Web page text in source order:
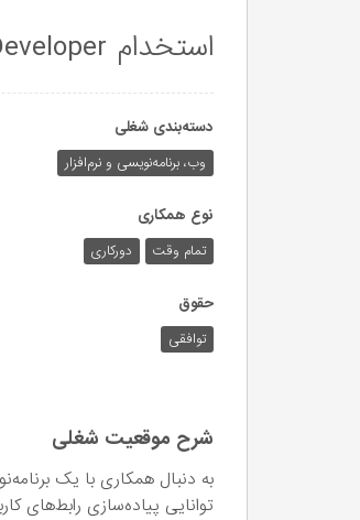
استخدام Senior Front-End Developer
دسته‌بندی شغلی
وب،‌ برنامه‌نویسی و نرم‌افزار
نوع همکاری
تمام وقت دورکاری
حقوق
توافقی
شرح موقعیت شغلی
توانایی پیاده‌سازی رابط‌های